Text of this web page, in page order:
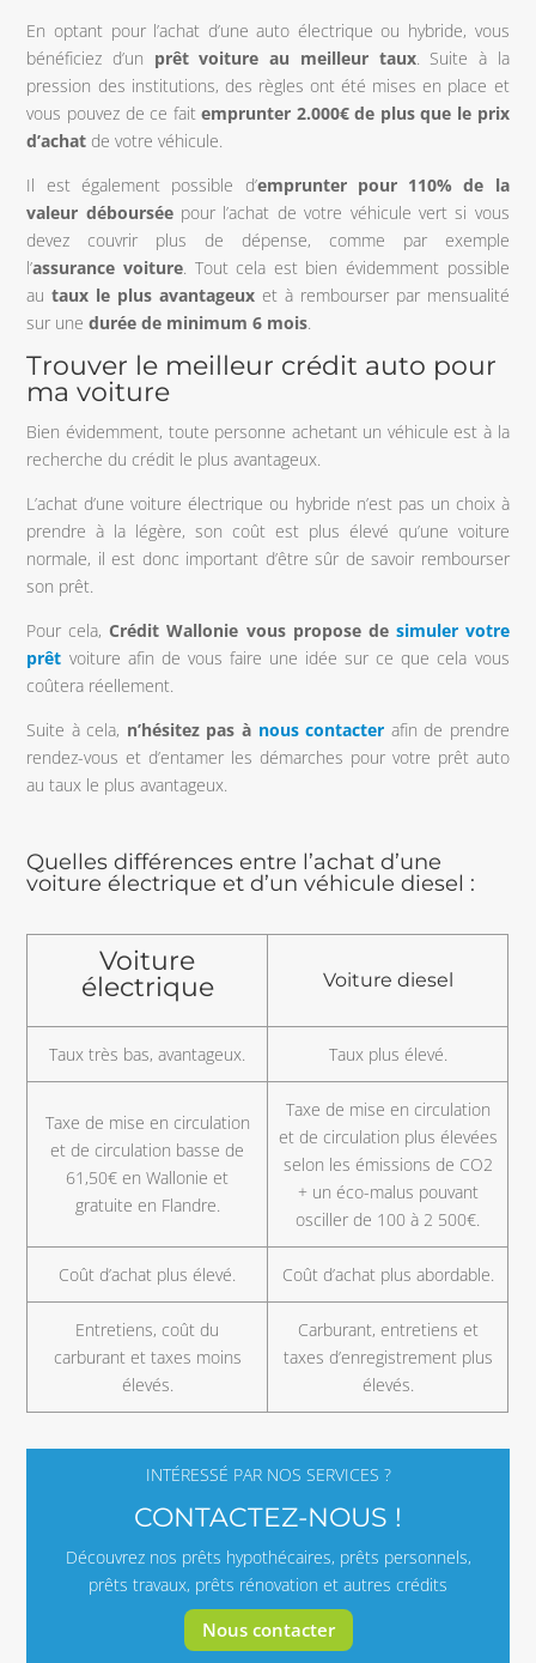
En optant pour l’achat d’une auto électrique ou hybride, vous
bénéficiez d’un prêt voiture au meilleur taux. Suite à la
pression des institutions, des règles ont été mises en place et
vous pouvez de ce faitemprunter 2.000€ de plus que le prix
d’achat de votre véhicule.
Il est également possible d’emprunter pour 110% de la
valeur débourséepour l’achat de votre véhicule vert si vous
devez couvrir plus de dépense, comme par exemple
l’assurance voiture. Tout cela est bien évidemment possible
autaux le plus avantageux et à rembourser par mensualité
sur unedurée de minimum 6 mois.
Trouver le meilleur crédit auto pour
ma voiture
Bien évidemment, toute personne achetant un véhicule est à la
recherche du crédit le plus avantageux.
L’achat d’une voiture électrique ou hybride n’est pas un choix à
prendre à la légère, son coût est plus élevé qu’une voiture
normale, il est donc important d’être sûr de savoir rembourser
son prêt.
Pour cela, Crédit Wallonie vous propose de simuler votre
prêt voiture afin de vous faire une idée sur ce que cela vous
coûtera réellement.
Suite à cela, n’hésitez pas à nous contacter afin de prendre
rendez-vous et d’entamer les démarches pour votre prêt auto
au taux le plus avantageux.
Quelles différences entre l’achat d’une
voiture électrique et d’un véhicule diesel :
Voiture
électrique
Voiture diesel
Taux très bas, avantageux. Taux plus élevé.
Taxe de mise en circulation
et de circulation basse de
61,50€ en Wallonie et
gratuite en Flandre.
Taxe de mise en circulation
et de circulation plus élevées
selon les émissions de CO2
+ un éco-malus pouvant
osciller de 100 à 2 500€.
Coût d’achat plus élevé. Coût d’achat plus abordable.
Entretiens, coût du
carburant et taxes moins
élevés.
Carburant, entretiens et
taxes d’enregistrement plus
élevés.
INTÉRESSÉ PAR NOS SERVICES ?
CONTACTEZ-NOUS !
Découvrez nos prêts hypothécaires, prêts personnels,
prêts travaux, prêts rénovation et autres crédits
Nous contacter